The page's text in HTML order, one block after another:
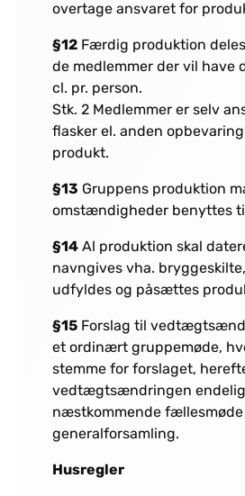
overtage ansvaret for
§12Færdig produktion
de medlemmer der vil have
cl. pr. person.
Stk. 2 Medlemmer er selv
flasker el. anden
produkt.
§13 Gruppens produktion
omstændigheder benyttes
§14Al produktion skal
navngives vha.
udfyldes og påsættes
§15Forslag til
et ordinært gruppemøde,
stemme for forslaget,
vedtægtsændringen
næstkommende fællesmøde
generalforsamling.
Husregler